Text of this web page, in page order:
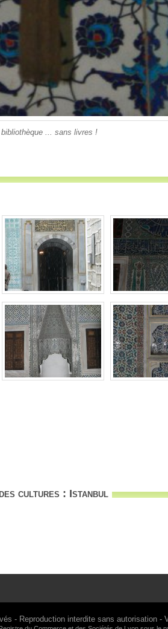
... sans livres !
cultures : Istanbul
- Reproduction interdite sans autorisation -